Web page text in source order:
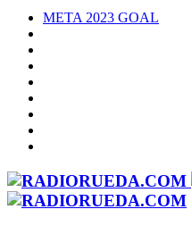
META 2023 GOAL